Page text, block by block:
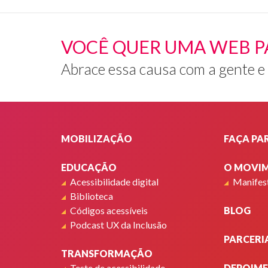
VOCÊ QUER UMA WEB
Abrace essa causa com a gente e
MOBILIZAÇÃO
EDUCAÇÃO
Acessibilidade digital
Biblioteca
Códigos acessíveis
Podcast UX da Inclusão
TRANSFORMAÇÃO
FAÇA
O
BLOG